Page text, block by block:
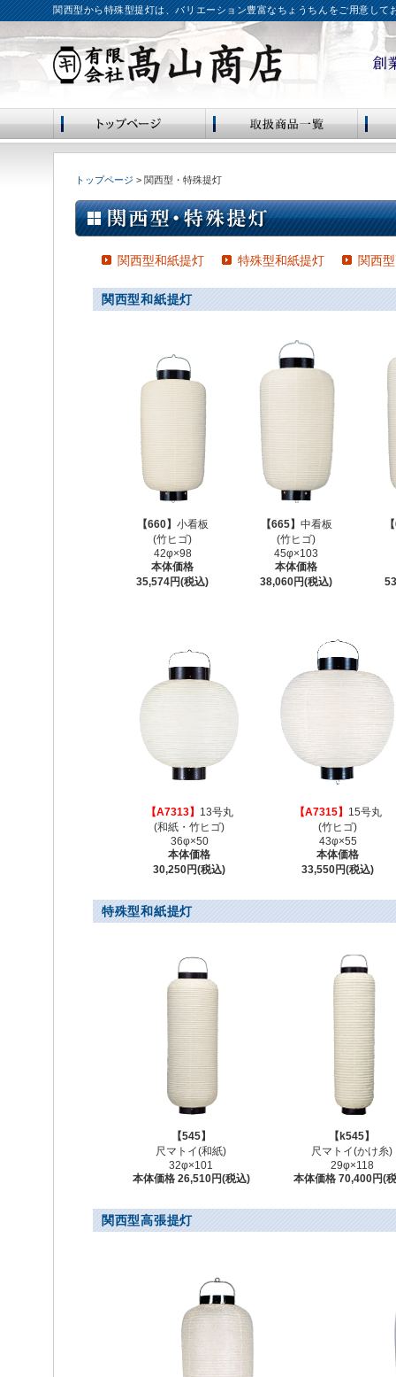
関西型から特殊型提灯は、バリエーション豊富なちょうちんをご用意して
トップページ > 関西型・特殊提灯
関西型和紙提灯 特殊型和紙提灯 関西
関西型和紙提灯
【660】 小看板
(竹ヒゴ)
42φ×98
本体価格
35,574円(税込)
【665】 中看板
(竹ヒゴ)
45φ×103
本体価格
38,060円(税込)
【A7313】
13号丸
(和紙・竹ヒゴ)
36φ×50
本体価格
30,250円(税込)
【A7315】
15号丸
(竹ヒゴ)
43φ×55
本体価格
33,550円(税込)
特殊型和紙提灯
【545】
尺マトイ(和紙)
32φ×101
本体価格 26,510円(税込)
【k545】
尺マトイ(かけ糸)
29φ×118
本体価格 70,400円(
関西型高張提灯